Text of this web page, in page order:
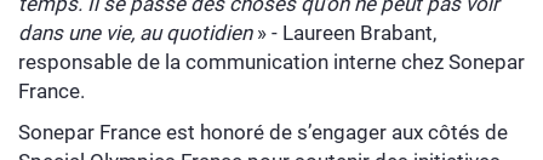
dans une vie, au quotidien» - Laureen Brabant,
responsable de la communication interne chez Sonepar
France.
Sonepar France est honoré de s’engager aux côtés de